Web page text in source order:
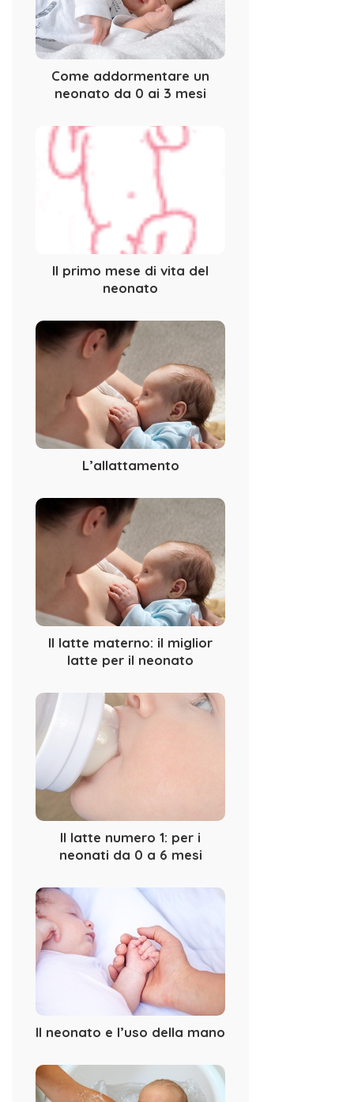
Come addormentare un
neonato da 0 ai 3 mesi
Il primo mese di vita del
neonato
L’allattamento
Il latte materno: il miglior
latte per il neonato
Il latte numero 1: per i
neonati da 0 a 6 mesi
Il neonato e l’uso della mano